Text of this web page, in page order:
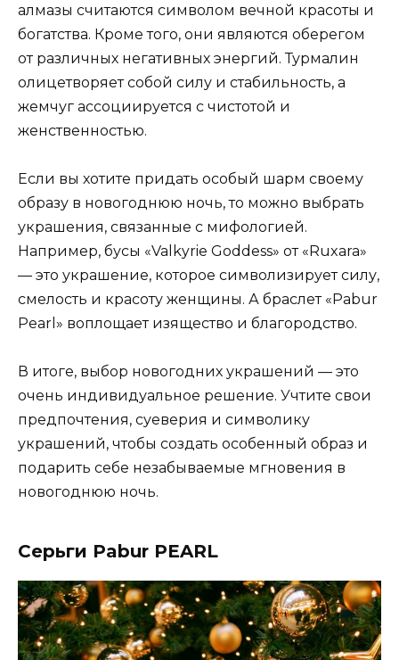
алмазы считаются символом вечной красоты и
богатства. Кроме того, они являются оберегом
от различных негативных энергий. Турмалин
олицетворяет собой силу и стабильность, а
жемчуг ассоциируется с чистотой и
женственностью.
Если вы хотите придать особый шарм своему
образу в новогоднюю ночь, то можно выбрать
украшения, связанные с мифологией.
Например, бусы «Valkyrie Goddess» от «Ruxara»
— это украшение, которое символизирует силу,
смелость и красоту женщины. А браслет «Pabur
Pearl» воплощает изящество и благородство.
В итоге, выбор новогодних украшений — это
очень индивидуальное решение. Учтите свои
предпочтения, суеверия и символику
украшений, чтобы создать особенный образ и
подарить себе незабываемые мгновения в
новогоднюю ночь.
Серьги Pabur PEARL